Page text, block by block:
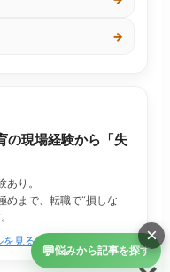
→
の現場経験から「失
り。
めまで、転職で“損しな
を見る
💬悩みから記事を探す
×